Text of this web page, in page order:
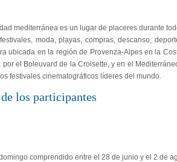
mediterránea es un lugar de placeres durante
moda, playas, compras, descanso,
ubicada en la región de Provenza-Alpes en la
por el Boleuvard de la Croisette, y en el
festivales cinematográficos líderes del mundo.
los participantes
comprendido entre el 28 de junio y el 2 de